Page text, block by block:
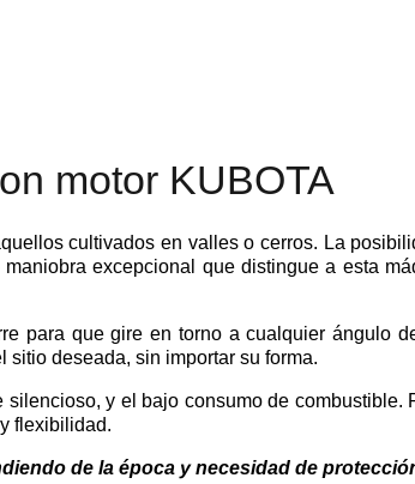
motor KUBOTA
cultivados en valles o cerros. La
excepcional que distingue a esta
para que gire en torno a cualquier ángulo
deseada, sin importar su forma.
y el bajo consumo de combustible.
flexibilidad.
de la época y necesidad de